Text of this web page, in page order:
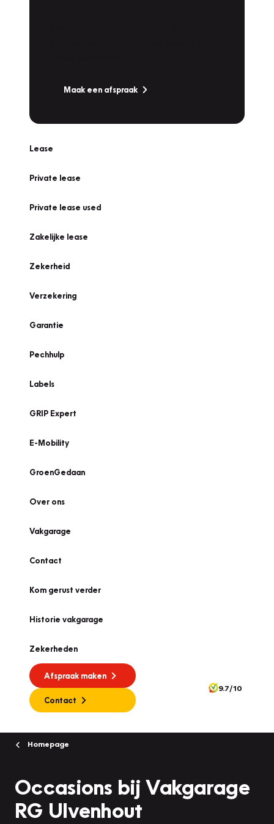
Maak een afspraak
Lease
Private lease
Private lease used
Zakelijke lease
Zekerheid
Verzekering
Garantie
Pechhulp
Labels
GRIP Expert
E-Mobility
GroenGedaan
Over ons
Vakgarage
Contact
Kom gerust verder
Historie vakgarage
Zekerheden
Afspraak maken
Contact
9.7/10
Homepage
Occasions bij Vakgarage
RG Ulvenhout